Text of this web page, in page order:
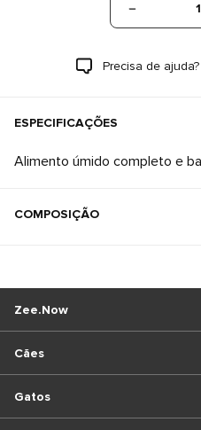
1
Precisa de ajuda?
ESPECIFICAÇÕES
COMPOSIÇÃO
Cães
Gatos
Zee.Now